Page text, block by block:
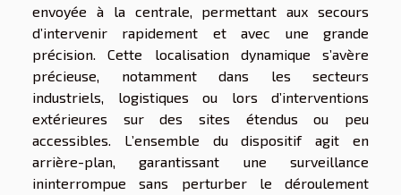
envoyée à la centrale, permettant aux secours
d’intervenir rapidement et avec une grande
précision. Cette localisation dynamique s’avère
précieuse, notamment dans les secteurs
industriels, logistiques ou lors d’interventions
extérieures sur des sites étendus ou peu
accessibles. L’ensemble du dispositif agit en
arrière-plan, garantissant une surveillance
ininterrompue sans perturber le déroulement